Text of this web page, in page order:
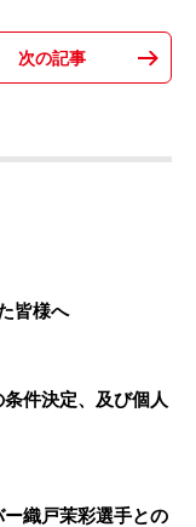
皆様へ
件決定、及び個人
織戸茉彩選手との